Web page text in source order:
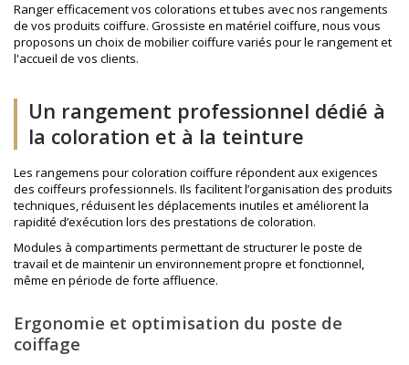
Ranger efficacement vos colorations et tubes avec nos rangements
de vos produits coiffure. Grossiste en matériel coiffure, nous vous
proposons un choix de mobilier coiffure variés pour le rangement et
l'accueil de vos clients.
Un rangement professionnel dédié à
la coloration et à la teinture
Les rangemens pour coloration coiffure répondent aux exigences
des coiffeurs professionnels. Ils facilitent l’organisation des produits
techniques, réduisent les déplacements inutiles et améliorent la
rapidité d’exécution lors des prestations de coloration.
Modules à compartiments permettant de structurer le poste de
travail et de maintenir un environnement propre et fonctionnel,
même en période de forte affluence.
Ergonomie et optimisation du poste de
coiffage